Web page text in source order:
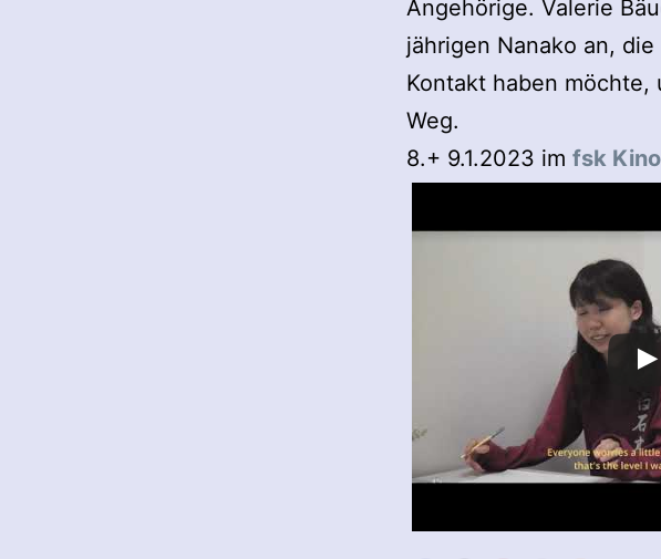
Angehörige. Valerie
jährigen Nanako an,
Kontakt haben
Weg.
8.+ 9.1.2023 im fsk Kino